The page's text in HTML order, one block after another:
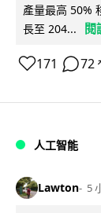
產量最高 50%
長至 204...
閱
171 72
人工智能
Lawton 5